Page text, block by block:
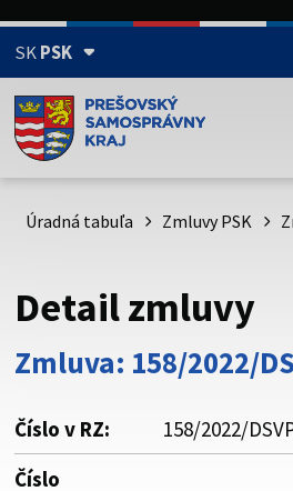
SKPSK
Doména psk.sk je oficiálna
Toto je oficiálna webová stránka
psk.sk.
Buďte pozorní a vždy sa uistite, že
cez zabezpečenú webovú stránku.
vždy začína https:// pred názvom
Úradná tabuľa Zmluvy PSK
Detail zmluvy
Zmluva: 158/2022/
Číslo v RZ:
158/2022/
Číslo